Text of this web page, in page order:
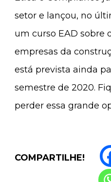
setor e lançou, no
um curso EAD sobre
empresas da
está prevista ainda
semestre de 2020.
perder essa grande
COMPARTILHE!